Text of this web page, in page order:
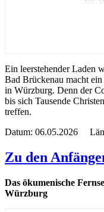
Ein leerstehender Laden
Bad Brückenau macht
in Würzburg. Denn der
bis sich Tausende
treffen.
Datum: 06.05.2026
Zu den
Das ökumenische
Würzburg